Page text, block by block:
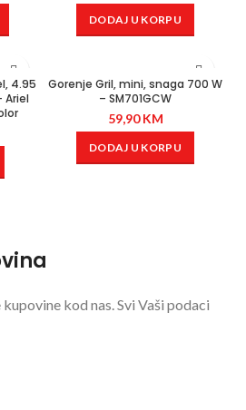
DODAJ U KORPU
4.95
Ariel
Gorenje Gril, mini, snaga 700 W
– SM701GCW
59,90KM
DODAJ U KORPU
kod nas. Svi Vaši podaci